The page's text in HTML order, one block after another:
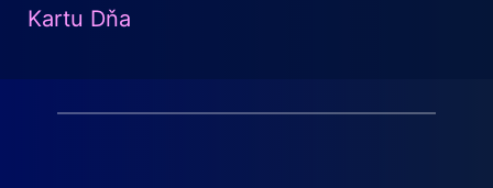
Kartu Dňa